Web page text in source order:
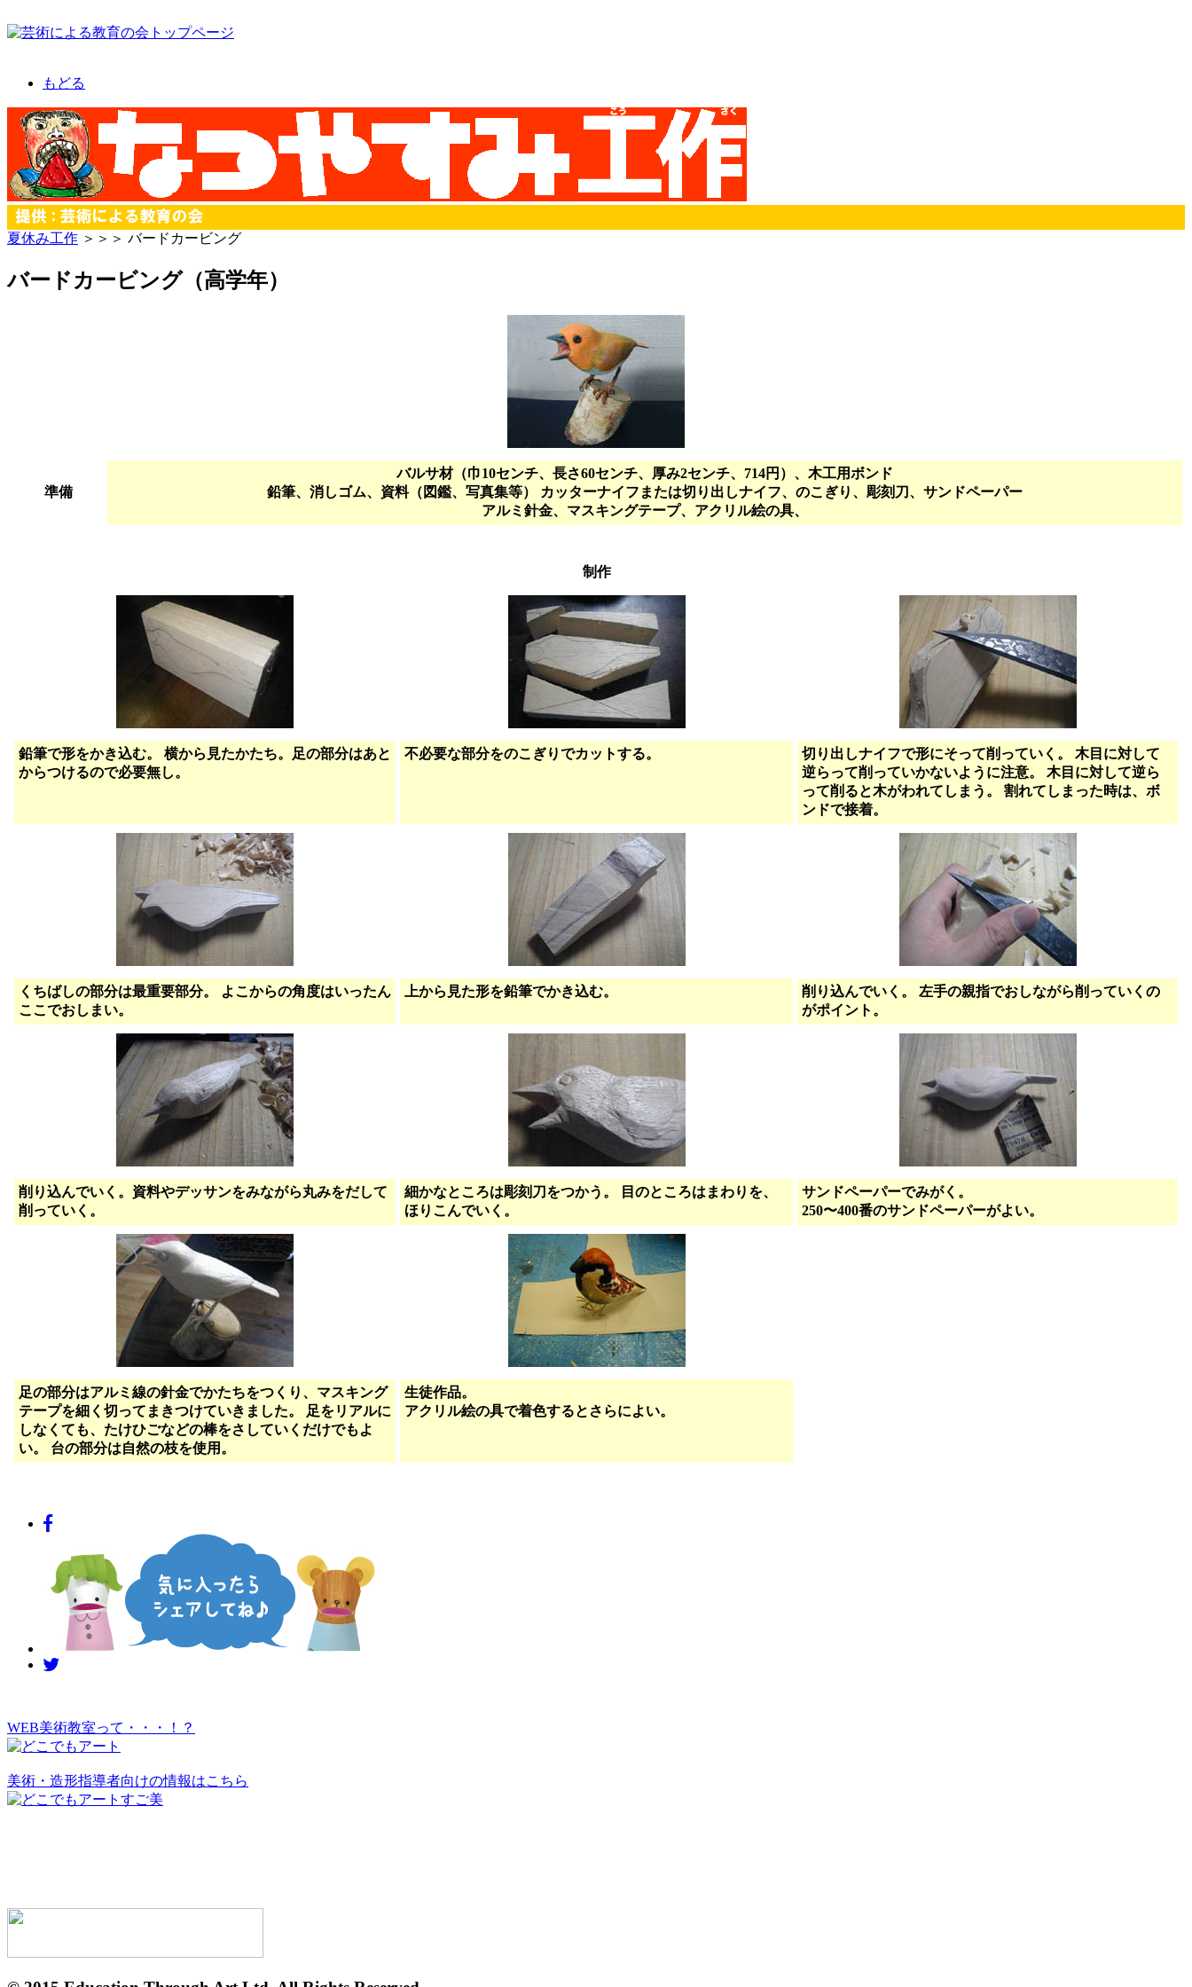
もどる
夏休み工作 ＞＞＞ バードカービング
バードカービング（高学年）
準備
バルサ材（巾10センチ、長さ60センチ、厚み2センチ、714円）、木工用ボンド
鉛筆、消しゴム、資料（図鑑、写真集等） カッターナイフまたは切り出しナイフ、のこぎり、彫刻刀、サンドペーパー
アルミ針金、マスキングテープ、アクリル絵の具、
制作
鉛筆で形をかき込む。 横から見たかたち。足の部分はあと
からつけるので必要無し。
不必要な部分をのこぎりでカットする。
切り出しナイフで形にそって削っていく。 木目に対して
逆らって削っていかないように注意。 木目に対して逆ら
って削ると木がわれてしまう。 割れてしまった時は、ボ
ンドで接着。
くちばしの部分は最重要部分。 よこからの角度はいったん
ここでおしまい。
上から見た形を鉛筆でかき込む。
削り込んでいく。 左手の親指でおしながら削っていくの
がポイント。
削り込んでいく。資料やデッサンをみながら丸みをだして
削っていく。
細かなところは彫刻刀をつかう。 目のところはまわりを、
ほりこんでいく。
サンドペーパーでみがく。
250〜400番のサンドペーパーがよい。
足の部分はアルミ線の針金でかたちをつくり、マスキング
テープを細く切ってまきつけていきました。 足をリアルに
しなくても、たけひごなどの棒をさしていくだけでもよ
い。 台の部分は自然の枝を使用。
生徒作品。
アクリル絵の具で着色するとさらによい。
WEB美術教室って・・・！？
美術・造形指導者向けの情報はこちら